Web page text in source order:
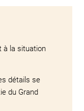
à la situation
détails se
du Grand